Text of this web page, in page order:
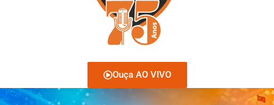
Ouça AO VIVO